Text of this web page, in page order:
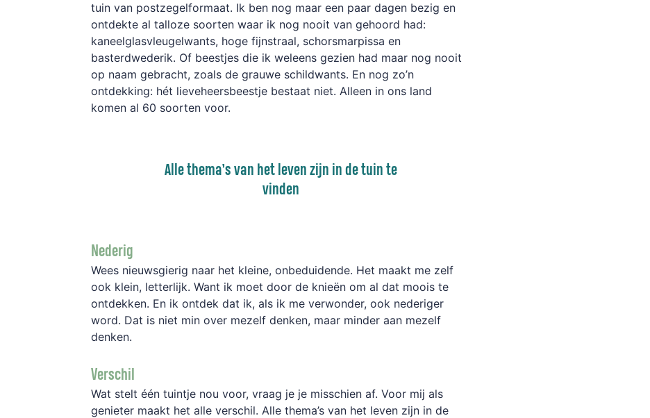
tuin van postzegelformaat. Ik ben nog maar een paar dagen bezig en
ontdekte al talloze soorten waar ik nog nooit van gehoord had:
kaneelglasvleugelwants, hoge fijnstraal, schorsmarpissa en
basterdwederik. Of beestjes die ik weleens gezien had maar nog nooit
op naam gebracht, zoals de grauwe schildwants. En nog zo’n
ontdekking: hét lieveheersbeestje bestaat niet. Alleen in ons land
komen al 60 soorten voor.
Alle thema’s van het leven zijn in de tuin te
vinden
Nederig
Wees nieuwsgierig naar het kleine, onbeduidende. Het maakt me zelf
ook klein, letterlijk. Want ik moet door de knieën om al dat moois te
ontdekken. En ik ontdek dat ik, als ik me verwonder, ook nederiger
word. Dat is niet min over mezelf denken, maar minder aan mezelf
denken.
Verschil
Wat stelt één tuintje nou voor, vraag je je misschien af. Voor mij als
genieter maakt het alle verschil. Alle thema’s van het leven zijn in de